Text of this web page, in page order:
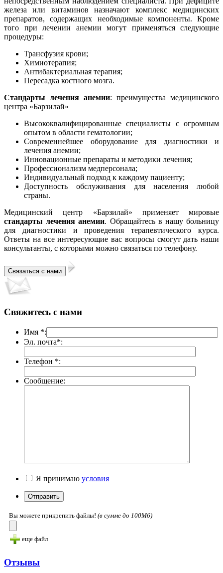
железа или витаминов назначают комплекс медицинских
препаратов, содержащих необходимые компоненты. Кроме
того при лечении анемии могут применяться следующие
процедуры:
Трансфузия крови;
Химиотерапия;
Антибактериальная терапия;
Пересадка костного мозга.
Стандарты лечения анемии: преимущества медицинского
центра «Барзилай»
Высококвалифицированные специалисты с огромным
опытом в области гематологии;
Современнейшее оборудование для диагностики и
лечения анемии;
Инновационные препараты и методики лечения;
Профессионализм медперсонала;
Индивидуальный подход к каждому пациенту;
Доступность обслуживания для населения любой
страны.
Медицинский центр «Барзилай» применяет мировые
стандарты лечения анемии. Обращайтесь в нашу больницу
для диагностики и проведения терапевтического курса.
Ответы на все интересующие вас вопросы смогут дать наши
консультанты, с которыми можно связаться по телефону.
Свяжитесь с нами
Имя *:
Эл. почта*:
Телефон *:
Сообщение:
Я принимаю условия
Вы можете прикрепить файлы! (в cумме до 100Мб)
еще файл
Отзывы